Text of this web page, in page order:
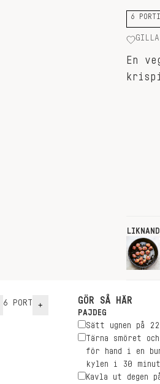
6
GILLA
En
6 PORT + GÖR SÅ HÄR
PAJDEG
Sätt ugnen på
Tärna smöret
för hand i en
kylen i 30
Kavla ut degen